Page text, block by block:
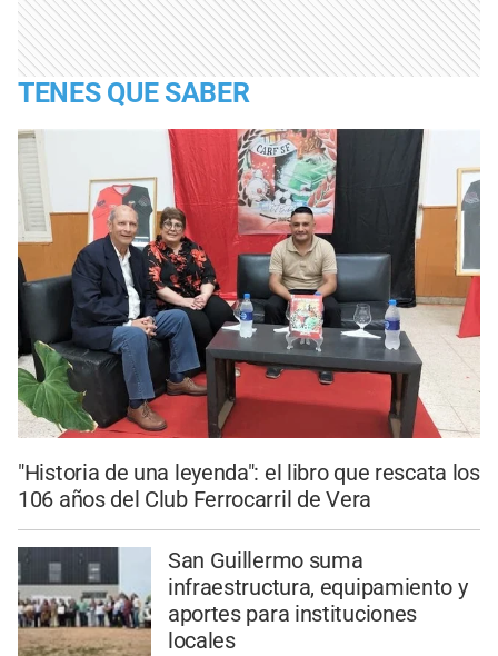
TENES QUE SABER
"Historia de una leyenda": el libro que rescata los
106 años del Club Ferrocarril de Vera
San Guillermo suma
infraestructura, equipamiento y
aportes para instituciones
locales